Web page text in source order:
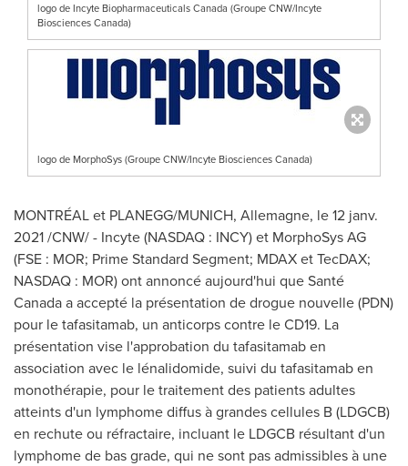
logo de Incyte Biopharmaceuticals Canada (Groupe CNW/Incyte
Biosciences Canada)
logo de MorphoSys (Groupe CNW/Incyte Biosciences Canada)
MONTRÉAL et PLANEGG/MUNICH, Allemagne, le 12 janv.
2021 /CNW/ - Incyte (NASDAQ : INCY) et MorphoSys AG
(FSE : MOR; Prime Standard Segment; MDAX et TecDAX;
NASDAQ : MOR) ont annoncé aujourd'hui que Santé
Canadaa accepté la présentation de drogue nouvelle (PDN)
pour le tafasitamab, un anticorps contre le CD19. La
présentation vise l'approbation du tafasitamab en
association avec le lénalidomide, suivi du tafasitamab en
monothérapie, pour le traitement des patients adultes
atteints d'un lymphome diffus à grandes cellules B (LDGCB)
en rechute ou réfractaire, incluant le LDGCB résultant d'un
lymphome de bas grade, qui ne sont pas admissibles à une